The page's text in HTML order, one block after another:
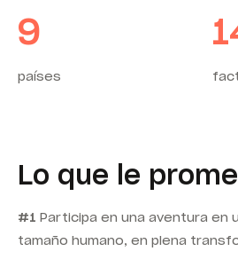
9
países
Lo que le
#1 Participa en una aventura en
tamaño humano, en plena